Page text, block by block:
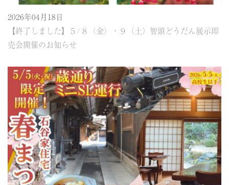
2026年04月18日
【終了しました】５/８（金）・９（土）智頭どうだん展示即
売会開催のお知らせ